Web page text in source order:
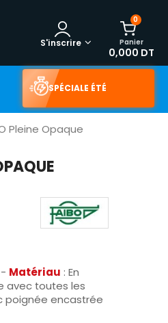
0
Panier
0,000 DT
S'inscrire
SPÉCIALE ÉTÉ
Pleine Opaque
Matériau : En
avec toutes les
poignée encastrée